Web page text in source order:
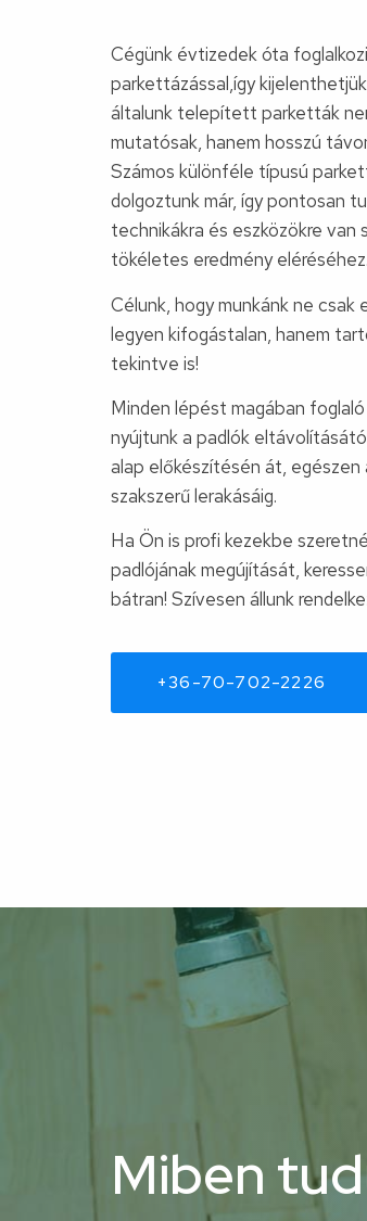
Cégünk évtizedek óta
parkettázással,így
általunk telepített parketták
mutatósak, hanem hosszú
Számos különféle típusú
dolgoztunk már, így pontosan
technikákra és eszközökre van
tökéletes eredmény eléréséhez.
Célunk, hogy munkánk ne csak
legyen kifogástalan, hanem
tekintve is!
Minden lépést magában
nyújtunk a padlók
alap előkészítésén át,
szakszerű lerakásáig.
Ha Ön is profi kezekbe
padlójának megújítását,
bátran! Szívesen állunk
+36-70-702-2226
Miben